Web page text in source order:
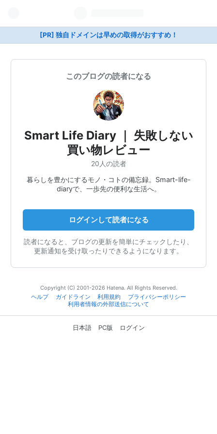
[PR] 独自ドメインは早めの取得がおすすめ！
このブログの読者になる
Smart Life Diary ｜ 失敗しない
買い物レビュー
20人の読者
暮らしを豊かにするモノ・コトの備忘録。Smart-life-
diaryで、一歩先の便利な生活へ。
ログインして読者になる
読者になると、ブログの更新を簡単にチェックしたり、
更新通知を受け取ったりできるようになります。
Copyright (C) 2001-2026 Hatena. All Rights Reserved.
ヘルプ
ガイドライン 利用規約
プライバシーポリシー
利用者情報の外部送信について
日本語 PC版 ログイン